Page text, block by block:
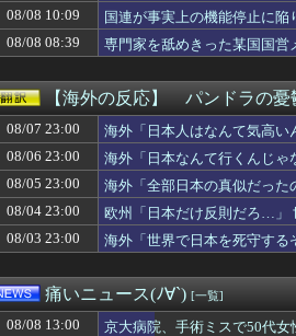
早稲田大学「学生の皆さん、近隣飲食店で
韓国人「日本は市民意識が高くて他人に迷
【朗報】『イチャイチャ虫』さん、是非お
二進も三進も
【FEH】シーダって実は巨乳じゃなかった
【画像】17歳で無期懲役になった奴、怖い
【サッカー】新星誕生！横浜F・マリノス
【原神】原神のmiHoYoはなぜオープンワ
【悲報】「美人すぎる県警本部長」、離任
【モンハンワイルズ】ダハドって敵視とか
「一卵性の双子は、平均すると恋人より双
【NASA開発】3,980円の冷感ポンチョ、-
【朗報】トリコのオンラインくじ、開催
［社説］永住厳格化で外国人の定着意欲を
弟がいると、私を使ってマウントして威厳
08/08 10:09
国連が事実上の機能停止に
08/08 08:39
専門家を舐めきった某国国営
【海外の反応】 パンドラの憂
08/07 23:00
海外「日本人はなんて気高
08/06 23:00
海外「日本なんて行くんじ
08/05 23:00
海外「全部日本の真似だっ
08/04 23:00
欧州「日本だけ反則だろ…」
08/03 23:00
海外「世界で日本を死守する
痛いニュース(ﾉ∀`) [一覧]
08/08 13:00
京大病院、手術ミスで50代